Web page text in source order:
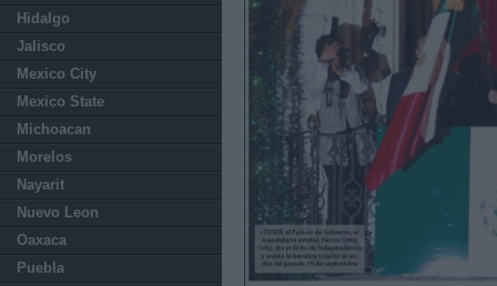
Hidalgo
Jalisco
Mexico City
Mexico State
Michoacan
Morelos
Nayarit
Nuevo Leon
Oaxaca
Puebla